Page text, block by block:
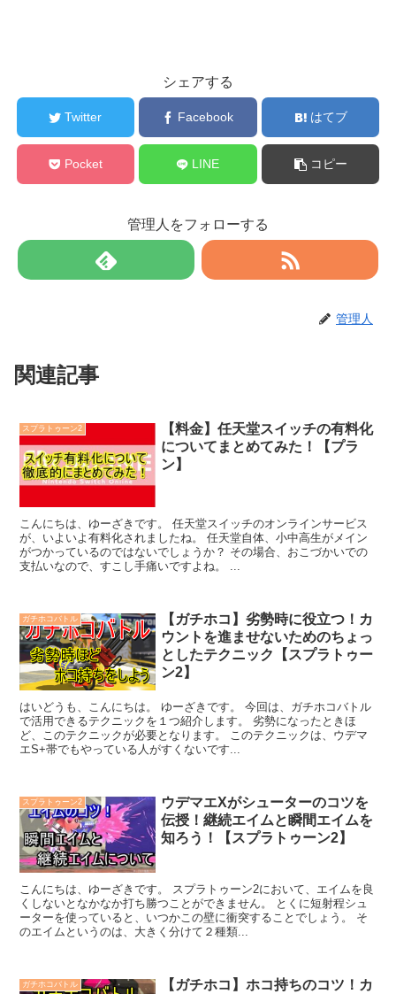
シェアする
Twitter Facebook はてブ
Pocket LINE コピー
管理人をフォローする
管理人
関連記事
スプラトゥーン2
【料金】任天堂スイッチの有料化
についてまとめてみた！【プラ
ン】
こんにちは、ゆーざきです。 任天堂スイッチのオンラインサービス
が、いよいよ有料化されましたね。 任天堂自体、小中高生がメイン
がつかっているのではないでしょうか？ その場合、おこづかいでの
支払いなので、すこし手痛いですよね。 ...
ガチホコバトル
【ガチホコ】劣勢時に役立つ！カ
ウントを進ませないためのちょっ
としたテクニック【スプラトゥー
ン2】
はいどうも、こんにちは。 ゆーざきです。 今回は、ガチホコバトル
で活用できるテクニックを１つ紹介します。 劣勢になったときほ
ど、このテクニックが必要となります。 このテクニックは、ウデマ
エS+帯でもやっている人がすくないです...
スプラトゥーン2
ウデマエXがシューターのコツを
伝授！継続エイムと瞬間エイムを
知ろう！【スプラトゥーン2】
こんにちは、ゆーざきです。 スプラトゥーン2において、エイムを良
くしないとなかなか打ち勝つことができません。 とくに短射程シュ
ーターを使っていると、いつかこの壁に衝突することでしょう。 そ
のエイムというのは、大きく分けて２種類...
ガチホコバトル
【ガチホコ】ホコ持ちのコツ！カ